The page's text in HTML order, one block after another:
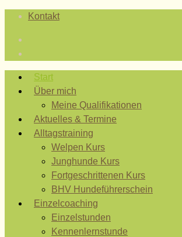
Kontakt
Start
Über mich
Meine Qualifikationen
Aktuelles & Termine
Alltagstraining
Welpen Kurs
Junghunde Kurs
Fortgeschrittenen Kurs
BHV Hundeführerschein
Einzelcoaching
Einzelstunden
Kennenlernstunde